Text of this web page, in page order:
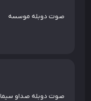
صوت دوبله موسسه
صوت دوبله صداو سیما